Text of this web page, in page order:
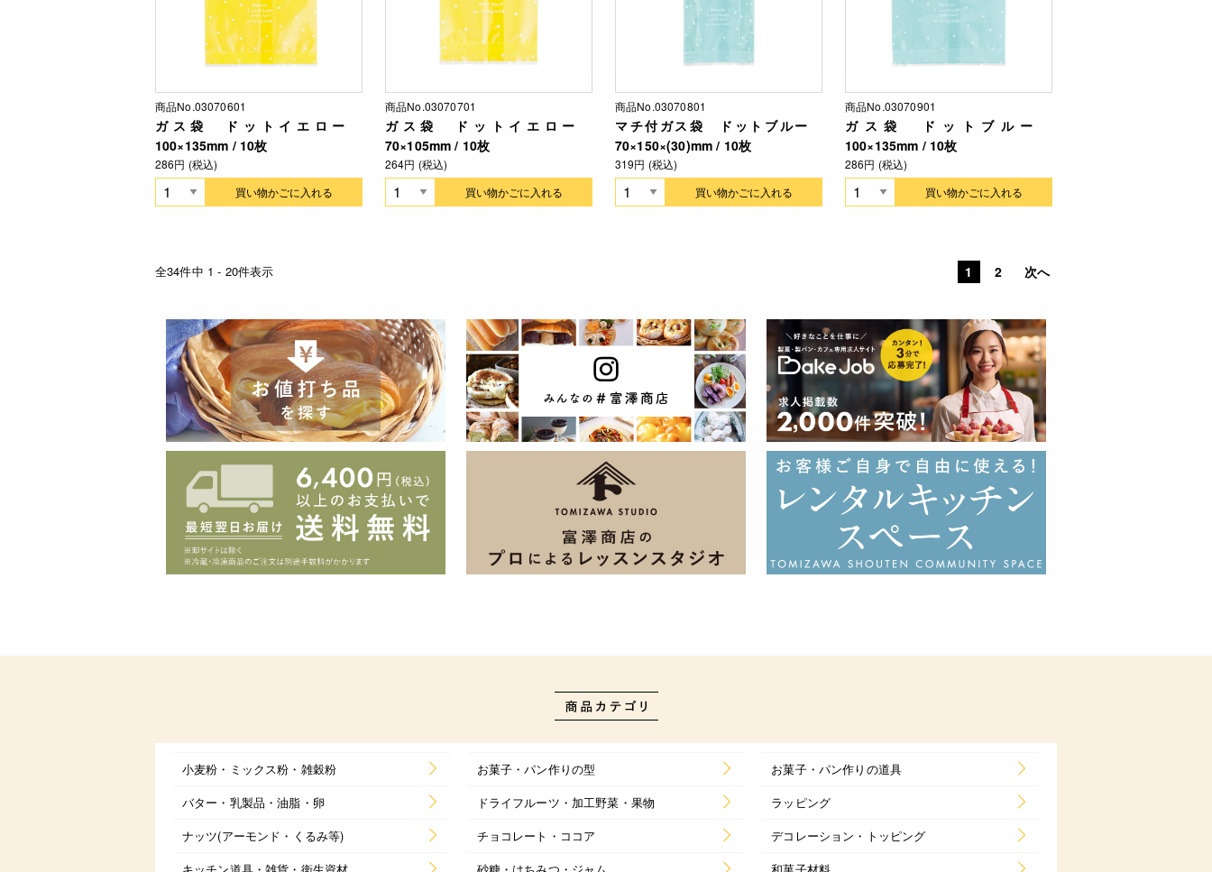
商品No.03070601
ガス袋 ドットイエロー
100×135mm / 10枚
286円 (税込)
買い物かごに入れる
商品No.03070701
ガス袋 ドットイエロー
70×105mm / 10枚
264円 (税込)
買い物かごに入れる
商品No.03070801
マチ付ガス袋 ドットブルー
70×150×(30)mm / 10枚
319円 (税込)
買い物かごに入れる
商品No.03070901
ガス袋 ドットブルー
100×135mm / 10枚
286円 (税込)
買い物かごに入れる
全34件中 1 - 20件表示 1 2 次へ
小麦粉・ミックス粉・雑穀粉 お菓子・パン作りの型
お菓子・パン作りの道具
バター・乳製品・油脂・卵
ドライフルーツ・加工野菜・果物
ラッピング
ナッツ(アーモンド・くるみ等)
チョコレート・ココア
デコレーション・トッピング